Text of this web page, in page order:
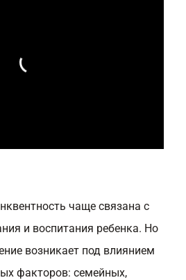
чаще связана с
и воспитания ребенка. Но
возникает под влиянием
факторов: семейных,